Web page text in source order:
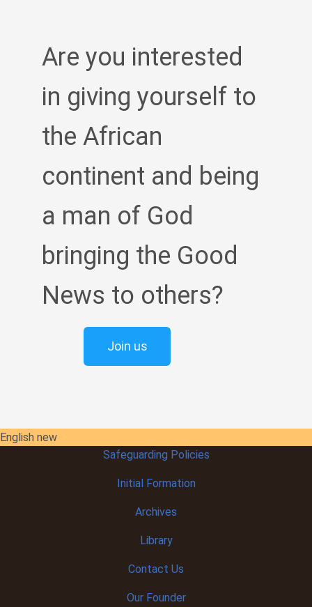
Are you interested
in giving yourself to
the African
continent and being
a man of God
bringing the Good
News to others?
Join us
English new
Safeguarding Policies
InitialFormation
Archives
Library
Contact Us
Our Founder